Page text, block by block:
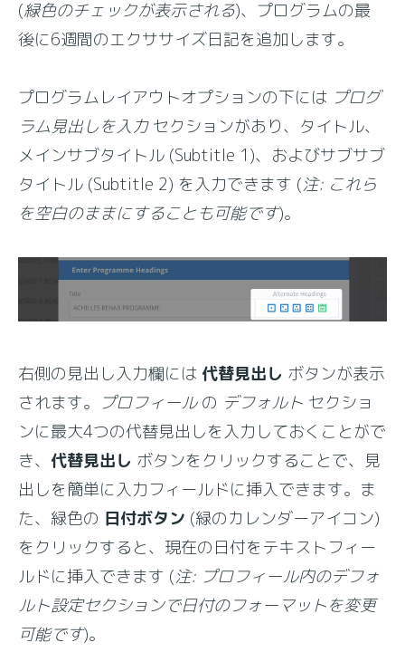
(緑色のチェックが表示される)、プログラムの最
後に6週間のエクササイズ日記を追加します。
プログラムレイアウトオプションの下には プログ
ラム見出しを入力セクションがあり、タイトル、
メインサブタイトル (Subtitle 1)、およびサブサブ
タイトル (Subtitle 2) を入力できます (注: これら
を空白のままにすることも可能です)。
右側の見出し入力欄には 代替見出し ボタンが表示
されます。 プロフィールの デフォルト セクショ
ンに最大4つの代替見出しを入力しておくことがで
き、 代替見出し ボタンをクリックすることで、見
出しを簡単に入力フィールドに挿入できます。ま
た、緑色の 日付ボタン (緑のカレンダーアイコン)
をクリックすると、現在の日付をテキストフィー
ルドに挿入できます (注: プロフィール内のデフォ
ルト設定セクションで日付のフォーマットを変更
可能です)。